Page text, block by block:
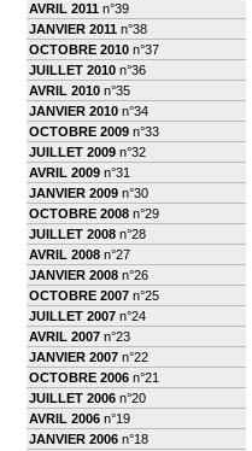
AVRIL 2011 n°39
JANVIER 2011 n°38
OCTOBRE 2010 n°37
JUILLET 2010 n°36
AVRIL 2010 n°35
JANVIER 2010 n°34
OCTOBRE 2009 n°33
JUILLET 2009 n°32
AVRIL 2009 n°31
JANVIER 2009 n°30
OCTOBRE 2008 n°29
JUILLET 2008 n°28
AVRIL 2008 n°27
JANVIER 2008 n°26
OCTOBRE 2007 n°25
JUILLET 2007 n°24
AVRIL 2007 n°23
JANVIER 2007 n°22
OCTOBRE 2006 n°21
JUILLET 2006 n°20
AVRIL 2006 n°19
JANVIER 2006 n°18